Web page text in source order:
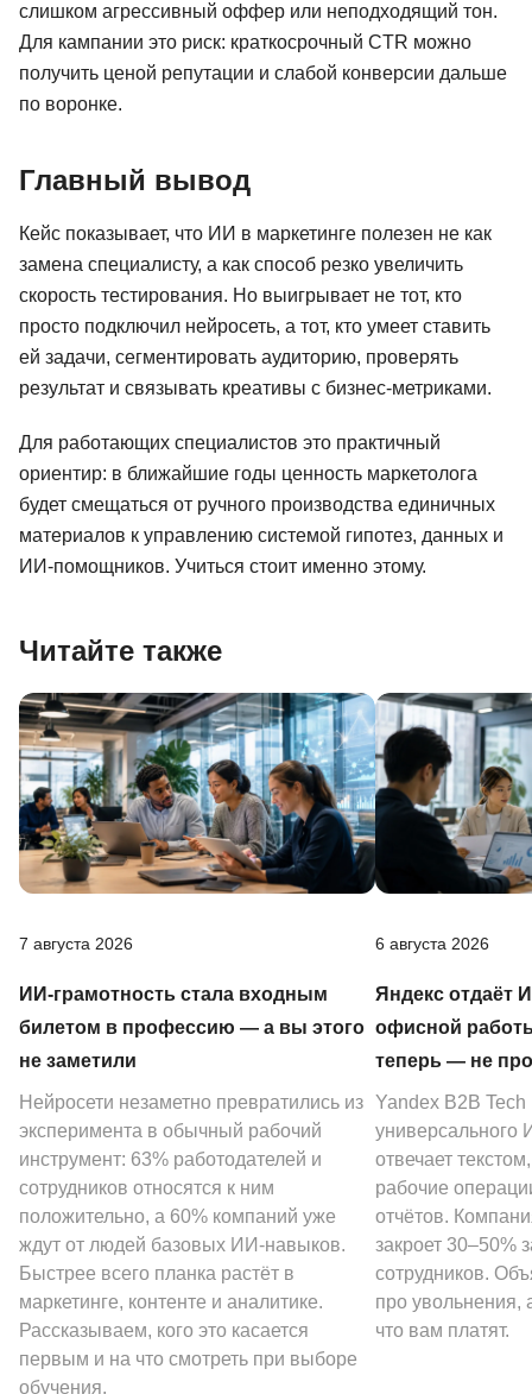
слишком агрессивный оффер или неподходящий тон.
Для кампании это риск: краткосрочный CTR можно
получить ценой репутации и слабой конверсии дальше
по воронке.
Главный вывод
Кейс показывает, что ИИ в маркетинге полезен не как
замена специалисту, а как способ резко увеличить
скорость тестирования. Но выигрывает не тот, кто
просто подключил нейросеть, а тот, кто умеет ставить
ей задачи, сегментировать аудиторию, проверять
результат и связывать креативы с бизнес-метриками.
Для работающих специалистов это практичный
ориентир: в ближайшие годы ценность маркетолога
будет смещаться от ручного производства единичных
материалов к управлению системой гипотез, данных и
ИИ-помощников. Учиться стоит именно этому.
Читайте также
7 августа 2026
ИИ-грамотность стала входным
билетом в профессию — а вы этого
не заметили
Нейросети незаметно превратились из
эксперимента в обычный рабочий
инструмент: 63% работодателей и
сотрудников относятся к ним
положительно, а 60% компаний уже
ждут от людей базовых ИИ-навыков.
Быстрее всего планка растёт в
маркетинге, контенте и аналитике.
Рассказываем, кого это касается
первым и на что смотреть при выборе
обучения.
6 августа 2026
Яндекс отдаёт
офисной
теперь — не
Yandex B2B Tech
универсального
отвечает
рабочие
отчётов.
закроет 30–50%
сотрудников.
про увольнения,
что вам платят.